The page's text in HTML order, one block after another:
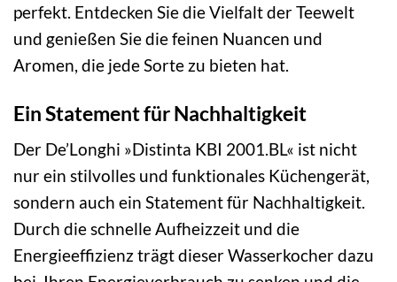
perfekt. Entdecken Sie die Vielfalt der Teewelt
und genießen Sie die feinen Nuancen und
Aromen, die jede Sorte zu bieten hat.
Ein Statement für Nachhaltigkeit
Der De’Longhi »Distinta KBI 2001.BL« ist nicht
nur ein stilvolles und funktionales Küchengerät,
sondern auch ein Statement für Nachhaltigkeit.
Durch die schnelle Aufheizzeit und die
Energieeffizienz trägt dieser Wasserkocher dazu